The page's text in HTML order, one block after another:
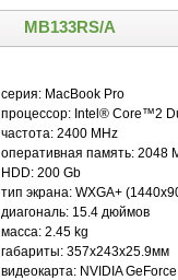
MB133RS/A
серия: MacBook Pro
процессор: Intel® Core™2
частота: 2400 MHz
оперативная память: 2048
HDD: 200 Gb
тип экрана: WXGA+
диагональ: 15.4 дюймов
масса: 2.45 kg
габариты: 357x243x25.9мм
видеокарта: NVIDIA